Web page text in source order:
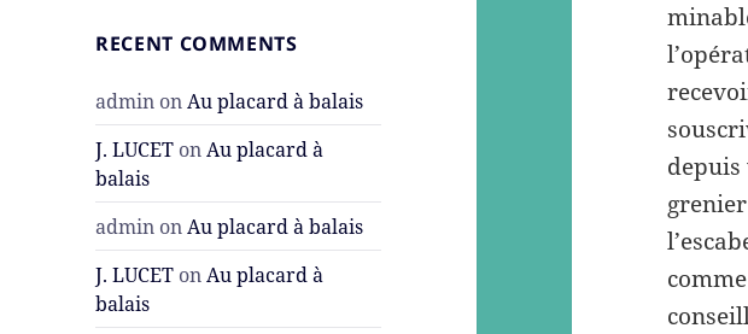
RECENT COMMENTS
admin onAu placard à balais
J. LUCET onAu placard à
balais
admin onAu placard à balais
J. LUCET onAu placard à
balais